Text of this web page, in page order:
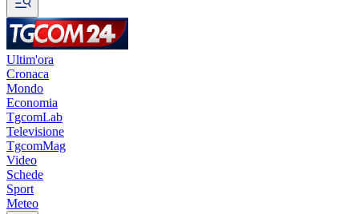
Ultim'ora
Cronaca
Mondo
Economia
TgcomLab
Televisione
TgcomMag
Video
Schede
Sport
Meteo